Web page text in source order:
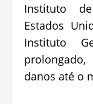
Instituto
Estados
Instituto
danos até o